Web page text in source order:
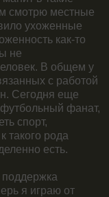
смотрю местные
ухоженные
как-то
не
В общем у
с работой
Сегодня еще
фанат,
спорт,
такого рода
есть.
поддержка
я играю от